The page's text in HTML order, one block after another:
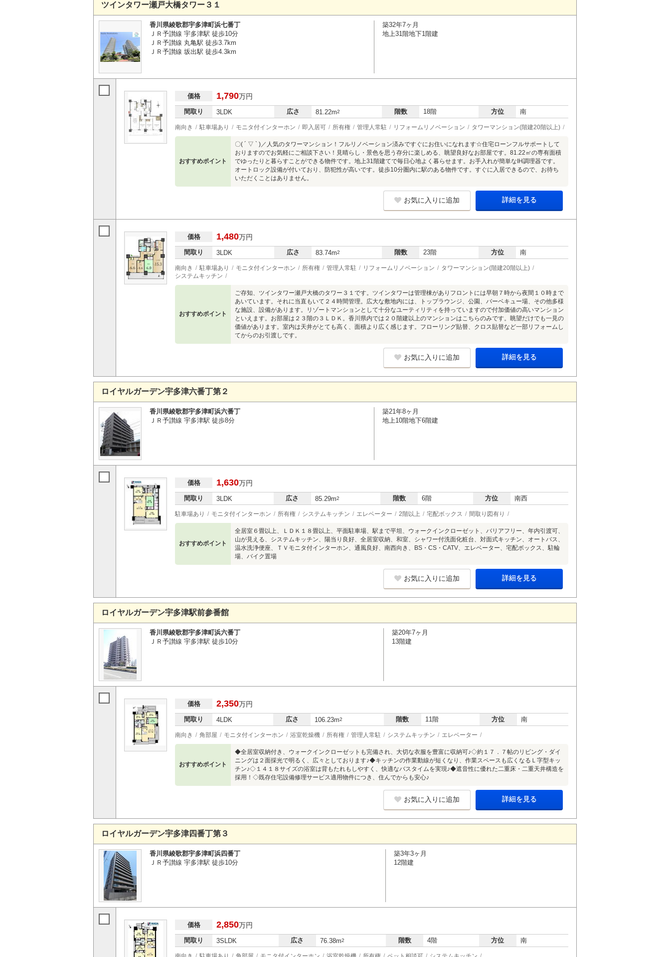
ツインタワー瀬戸大橋タワー３１
香川県綾歌郡宇多津町浜七番丁
ＪＲ予讃線 宇多津駅 徒歩10分
ＪＲ予讃線 丸亀駅 徒歩3.7km
ＪＲ予讃線 坂出駅 徒歩4.3km
築32年7ヶ月
地上31階地下1階建
価格 1,790万円
間取り 3LDK 広さ 81.22m2 階数 18階 方位 南
南向き 駐車場あり モニタ付インターホン 即入居可 所有権 管理人常駐 リフォームリノベーション タワーマンション(階建20階以上)
おすすめポイント
〇( ´ ▽ ` )／人気のタワーマンション！フルリノベーション済みですぐにお住いになれます☆住宅ローンフルサポートして
おりますのでお気軽にご相談下さい！見晴らし・景色を思う存分に楽しめる、眺望良好なお部屋です。81.22㎡の専有面積
でゆったりと暮らすことができる物件です。地上31階建てで毎日心地よく暮らせます。お手入れが簡単なIH調理器です。
オートロック設備が付いており、防犯性が高いです。徒歩10分圏内に駅のある物件です。すぐに入居できるので、お待ち
いただくことはありません。
お気に入りに追加 詳細を見る
価格 1,480万円
間取り 3LDK 広さ 83.74m2 階数 23階 方位 南
南向き 駐車場あり モニタ付インターホン 所有権 管理人常駐 リフォームリノベーション
タワーマンション(階建20階以上)
システムキッチン
おすすめポイント
ご存知、ツインタワー瀬戸大橋のタワー３１です。ツインタワーは管理棟がありフロントには早朝７時から夜間１０時まで
あいています。それに当直もいて２４時間管理。広大な敷地内には、トップラウンジ、公園、バーベキュー場、その他多様
な施設、設備があります。リゾートマンションとして十分なユーティリティを持っていますので付加価値の高いマンション
といえます。お部屋は２３階の３ＬＤＫ。香川県内では２０階建以上のマンションはこちらのみです。眺望だけでも一見の
価値があります。室内は天井がとても高く、面積より広く感じます。フローリング貼替、クロス貼替など一部リフォームし
てからのお引渡しです。
お気に入りに追加 詳細を見る
ロイヤルガーデン宇多津六番丁第２
香川県綾歌郡宇多津町浜六番丁
ＪＲ予讃線 宇多津駅 徒歩8分
築21年8ヶ月
地上10階地下6階建
価格 1,630万円
間取り 3LDK 広さ 85.29m2 階数 6階 方位 南西
駐車場あり モニタ付インターホン 所有権 システムキッチン エレベーター 2階以上 宅配ボックス 間取り図有り
おすすめポイント
全居室６畳以上、ＬＤＫ１８畳以上、平面駐車場、駅まで平坦、ウォークインクローゼット、バリアフリー、年内引渡可、
山が見える、システムキッチン、陽当り良好、全居室収納、和室、シャワー付洗面化粧台、対面式キッチン、オートバス、
温水洗浄便座、ＴＶモニタ付インターホン、通風良好、南西向き、BS・CS・CATV、エレベーター、宅配ボックス、駐輪
場、バイク置場
お気に入りに追加 詳細を見る
ロイヤルガーデン宇多津駅前参番館
香川県綾歌郡宇多津町浜六番丁
ＪＲ予讃線 宇多津駅 徒歩10分
築20年7ヶ月
13階建
価格 2,350万円
間取り 4LDK 広さ 106.23m2 階数 11階 方位 南
南向き 角部屋 モニタ付インターホン 浴室乾燥機 所有権 管理人常駐 システムキッチン エレベーター
おすすめポイント
◆全居室収納付き、ウォークインクローゼットも完備され、大切な衣服を豊富に収納可♪◇約１７．７帖のリビング・ダイ
ニングは２面採光で明るく、広々としております♪◆キッチンの作業動線が短くなり、作業スペースも広くなるＬ字型キッ
チン♪◇１４１８サイズの浴室は背もたれもしやすく、快適なバスタイムを実現♪◆遮音性に優れた二重床・二重天井構造を
採用！◇既存住宅設備修理サービス適用物件につき、住んでからも安心♪
お気に入りに追加 詳細を見る
ロイヤルガーデン宇多津四番丁第３
香川県綾歌郡宇多津町浜四番丁
ＪＲ予讃線 宇多津駅 徒歩10分
築3年3ヶ月
12階建
価格 2,850万円
間取り 3SLDK 広さ 76.38m2 階数 4階 方位 南